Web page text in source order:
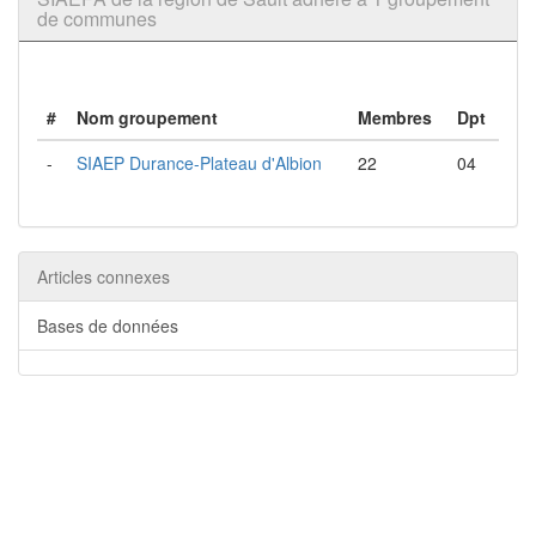
de communes
# Nom groupement Membres
Dpt
-
SIAEP Durance-Plateau d'Albion 22 04
Articles connexes
Bases de données